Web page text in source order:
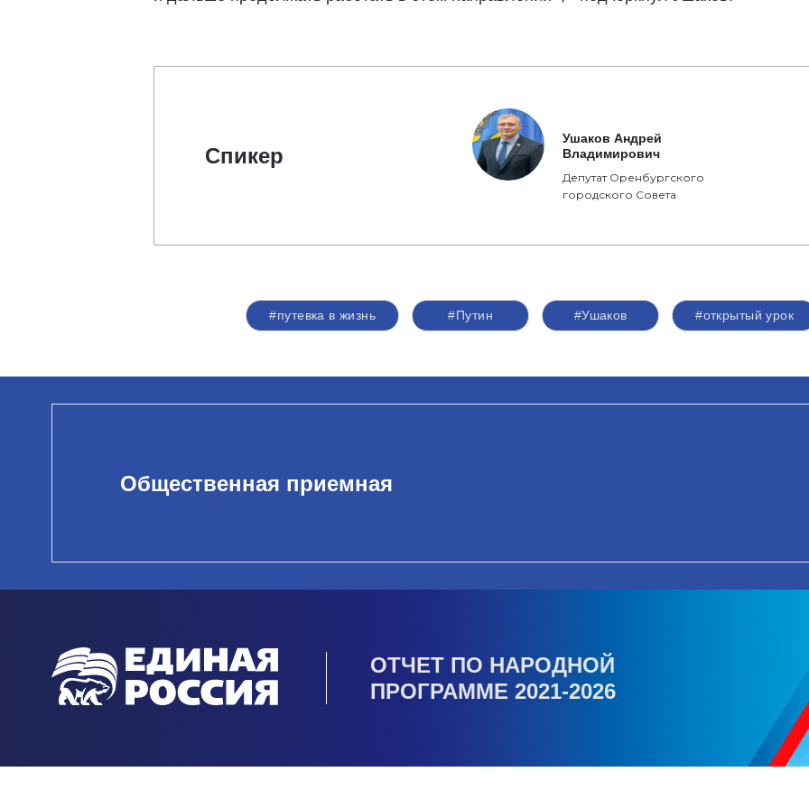
Спикер
Ушаков Андрей
Владимирович
Депутат Оренбургского
городского Совета
#путевка в жизнь #Путин #Ушаков #открытый урок
Общественная приемная
ОТЧЕТ ПО НАРОДНОЙ
ПРОГРАММЕ 2021-2026